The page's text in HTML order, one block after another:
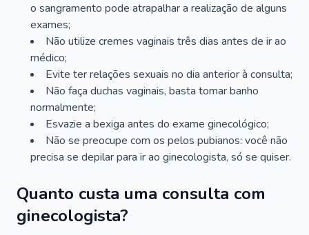
o sangramento pode atrapalhar a realização de alguns
exames;
Não utilize cremes vaginais três dias antes de ir ao
médico;
Evite ter relações sexuais no dia anterior à consulta;
Não faça duchas vaginais, basta tomar banho
normalmente;
Esvazie a bexiga antes do exame ginecológico;
Não se preocupe com os pelos pubianos: você não
precisa se depilar para ir ao ginecologista, só se quiser.
Quanto custa uma consulta com
ginecologista?